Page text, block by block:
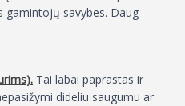
gamintojų savybes. Daug
Tai labai paprastas ir
dideliu saugumu ar